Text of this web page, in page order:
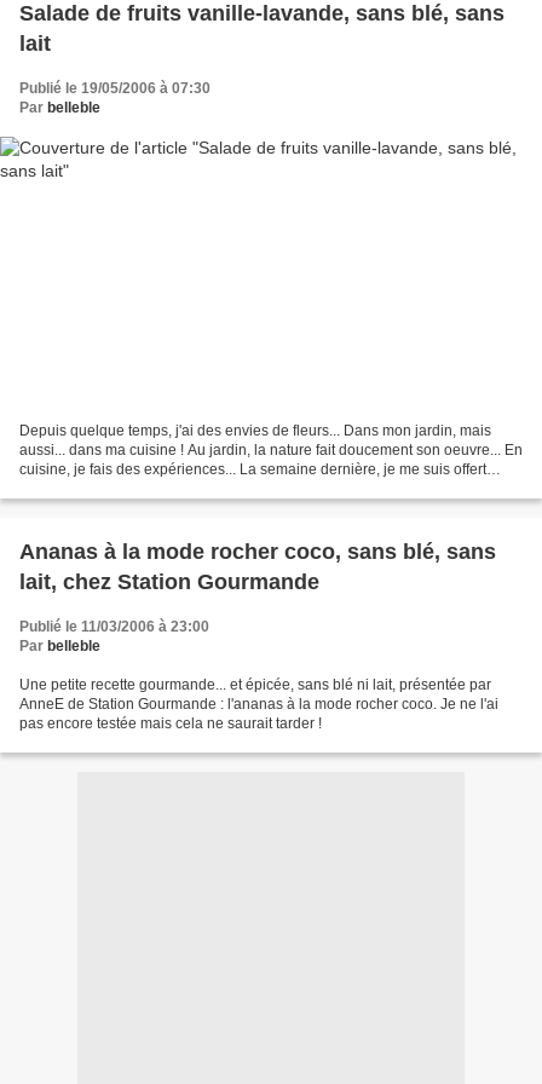
Salade de fruits vanille-lavande, sans blé, sans
lait
Publié le 19/05/2006 à 07:30
Par belleble
Depuis quelque temps, j'ai des envies de fleurs... Dans mon jardin, mais
aussi... dans ma cuisine ! Au jardin, la nature fait doucement son oeuvre... En
cuisine, je fais des expériences... La semaine dernière, je me suis offert
Ananas à la mode rocher coco, sans blé, sans
lait, chez Station Gourmande
Publié le 11/03/2006 à 23:00
Par belleble
Une petite recette gourmande... et épicée, sans blé ni lait, présentée par
AnneE de Station Gourmande : l'ananas à la mode rocher coco. Je ne l'ai
pas encore testée mais cela ne saurait tarder !